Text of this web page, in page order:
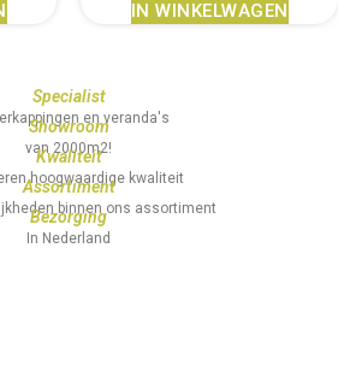
IN WINKELWAGEN
Specialist
en veranda's
Showroom
van 2000m2!
Kwaliteit
hoogwaardige kwaliteit
Assortiment
binnen ons assortiment
Bezorging
In Nederland